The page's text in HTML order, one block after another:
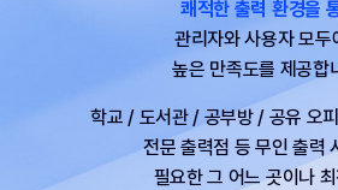
쾌적한 출력 환경을
관리자와 사용자 모두
높은 만족도를 제공합
학교 / 도서관 / 공부방 / 공유 오
전문 출력점 등무인 출력
필요한 그 어느 곳이나